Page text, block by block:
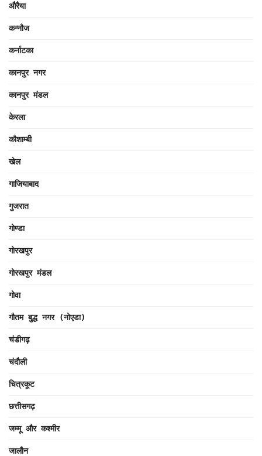
औरैया
कन्नौज
कर्नाटका
कानपुर नगर
कानपुर मंडल
केरला
कौशाम्बी
खेल
गाजियाबाद
गुजरात
गोण्डा
गोरखपुर
गोरखपुर मंडल
गोवा
गौतम बुद्ध नगर (नोएडा)
चंडीगढ़
चंदौली
चित्रकूट
छत्तीसगढ़
जम्मू और कश्मीर
जालौन